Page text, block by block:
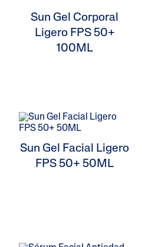
Sun Gel Corporal
Ligero FPS 50+
100ML
Sun Gel Facial Ligero
FPS 50+ 50ML